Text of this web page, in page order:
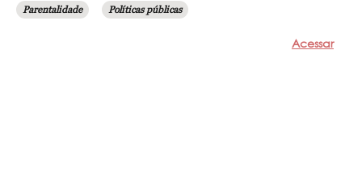
Parentalidade Políticas públicas
Acessar